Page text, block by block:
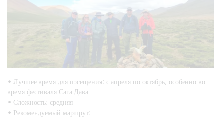
• Лучшее время для посещения: с апреля по октябрь, особенно во
время фестиваля Сага Дава
• Сложность: средняя
• Рекомендуемый маршрут: